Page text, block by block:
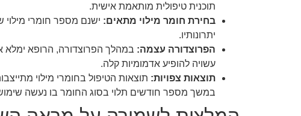
תוכנית טיפולית מותאמת אישית.
בחירת חומר מילוי מתאים: ישנם מספר חומרי
יתרונותיו.
הפרוצדורה עצמה: במהלך הפרוצדורה, הרופא ימלא
עשויה להופיע אדמומיות קלה.
תוצאות צפויות: תוצאות הטיפול בחומרי מילוי
במשך מספר חודשים תלוי בסוג החומר בו נעשה